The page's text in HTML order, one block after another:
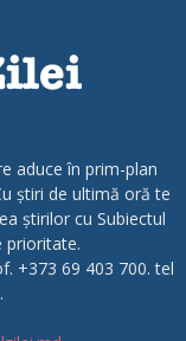
aduce în prim-plan
știri de ultimă oră te
știrilor cu Subiectul
prioritate.
+373 69 403 700. tel